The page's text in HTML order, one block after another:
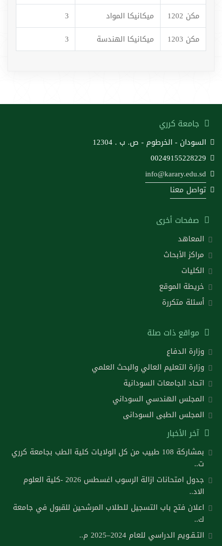
مكن 1202 ميكانيكا المواد
3
مكن 1203
ميكانيكا الهندسة 3
جامعة كرري
السودان - الخرطوم - ص. ب . 12304
00249155228229
info@karary.edu.sd
تواصل معنا
صفحات أخرى
المعاهد
مراكز الأبحاث
الكليات
خريطة الموقع
أسئلة متكررة
مواقع ذات صلة
وزارة الدفاع
وزارة التعليم العالي والبحث العلمي
اتحاد الجامعات السودانية
المجلس الهندسي السوداني
المجلس الطبى السودانى
آخر الأخبار
بمشاركة 108 طبيب من كل الولايات كلية الطب بجامعة كرري
ت..
جدول امتحانات ازالة الرسوب اغسطس 2026 -كلية العلوم
الاد..
اعلان فتح باب التسجيل للطلاب المرشحين للقبول في جامعة
ك..
التـقـويم الدراسي للعام 2024–2025 م..